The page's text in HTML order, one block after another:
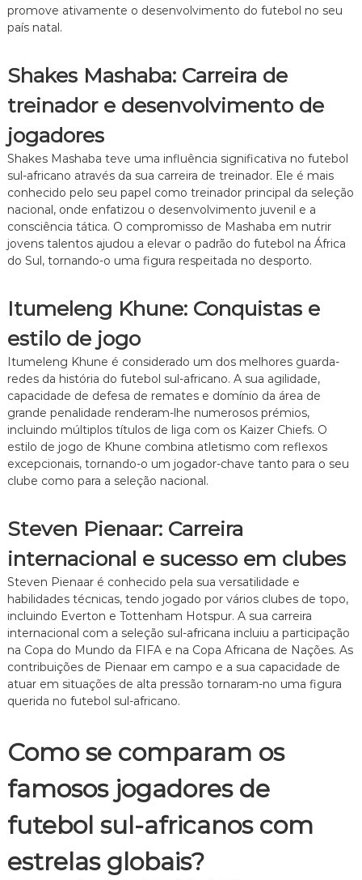
promove ativamente o desenvolvimento do futebol no seu
país natal.
Shakes Mashaba: Carreira de
treinador e desenvolvimento de
jogadores
Shakes Mashaba teve uma influência significativa no futebol
sul-africano através da sua carreira de treinador. Ele é mais
conhecido pelo seu papel como treinador principal da seleção
nacional, onde enfatizou o desenvolvimento juvenil e a
consciência tática. O compromisso de Mashaba em nutrir
jovens talentos ajudou a elevar o padrão do futebol na África
do Sul, tornando-o uma figura respeitada no desporto.
Itumeleng Khune: Conquistas e
estilo de jogo
Itumeleng Khune é considerado um dos melhores guarda-
redes da história do futebol sul-africano. A sua agilidade,
capacidade de defesa de remates e domínio da área de
grande penalidade renderam-lhe numerosos prémios,
incluindo múltiplos títulos de liga com os Kaizer Chiefs. O
estilo de jogo de Khune combina atletismo com reflexos
excepcionais, tornando-o um jogador-chave tanto para o seu
clube como para a seleção nacional.
Steven Pienaar: Carreira
internacional e sucesso em clubes
Steven Pienaar é conhecido pela sua versatilidade e
habilidades técnicas, tendo jogado por vários clubes de topo,
incluindo Everton e Tottenham Hotspur. A sua carreira
internacional com a seleção sul-africana incluiu a participação
na Copa do Mundo da FIFA e na Copa Africana de Nações. As
contribuições de Pienaar em campo e a sua capacidade de
atuar em situações de alta pressão tornaram-no uma figura
querida no futebol sul-africano.
Como se comparam os
famosos jogadores de
futebol sul-africanos com
estrelas globais?